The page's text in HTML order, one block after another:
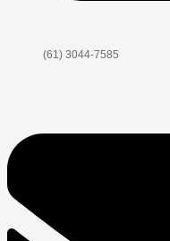
(61) 3044-7585